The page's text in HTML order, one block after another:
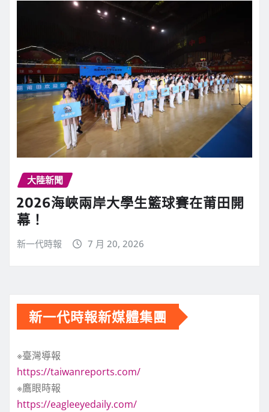
大陸新聞
2026海峽兩岸大學生籃球賽在莆田開
幕！
新一代時報 7 月 20, 2026
新一代時報新媒體集團
※臺灣導報
https://taiwanreports.com/
※鷹眼時報
https://eagleeyedaily.com/